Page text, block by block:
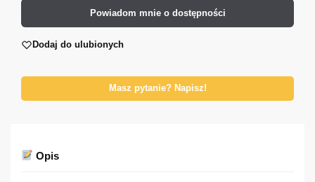
Powiadom mnie o dostępności
Dodaj do ulubionych
Masz pytanie? Napisz!
Opis